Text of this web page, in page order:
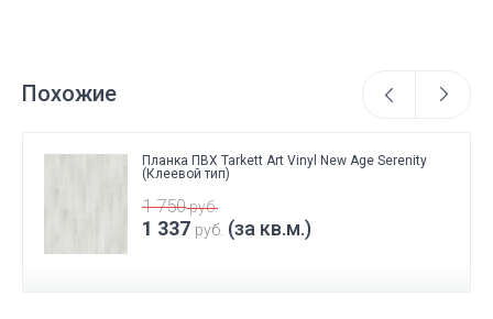
Похожие
Планка ПВХ Tarkett Art Vinyl New Age Serenity
(Клеевой тип)
1 750руб.
1 337 руб. (за кв.м.)